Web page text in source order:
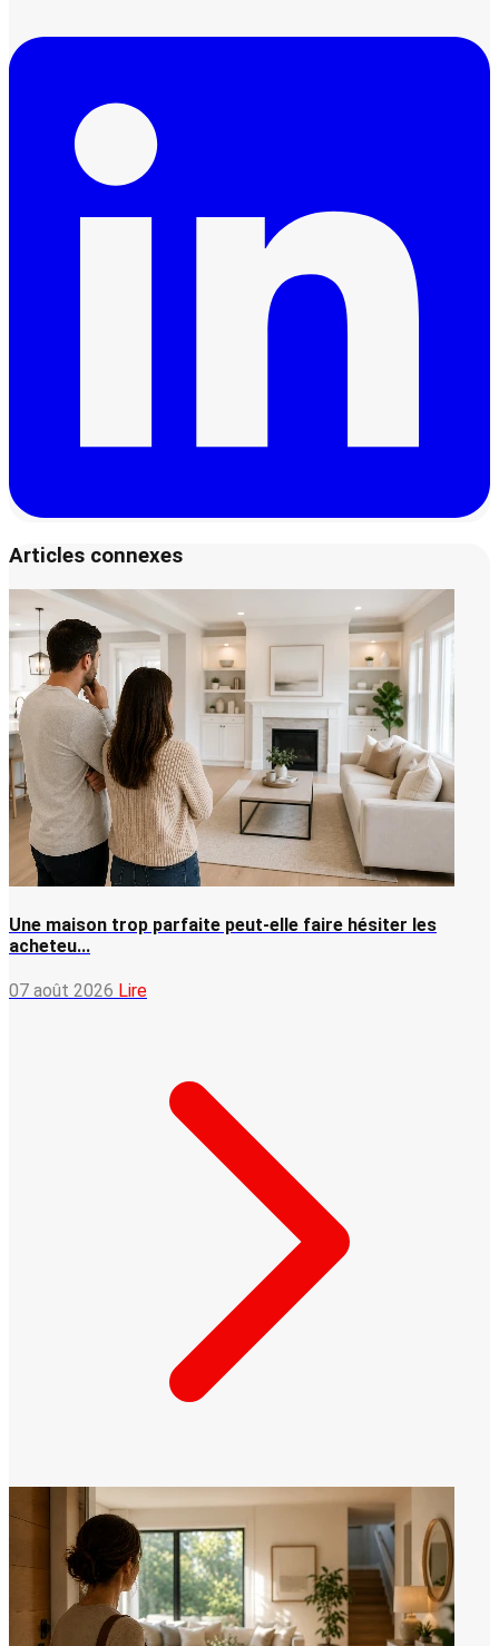
Articles connexes
Une maison trop parfaite peut-elle faire hésiter les
acheteu...
07 août 2026 Lire